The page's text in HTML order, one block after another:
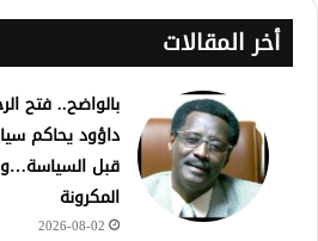
أخر المقالات
بالواضح.. فتح
داؤود يحاكم
قبل
المكرونة
2026-08-02